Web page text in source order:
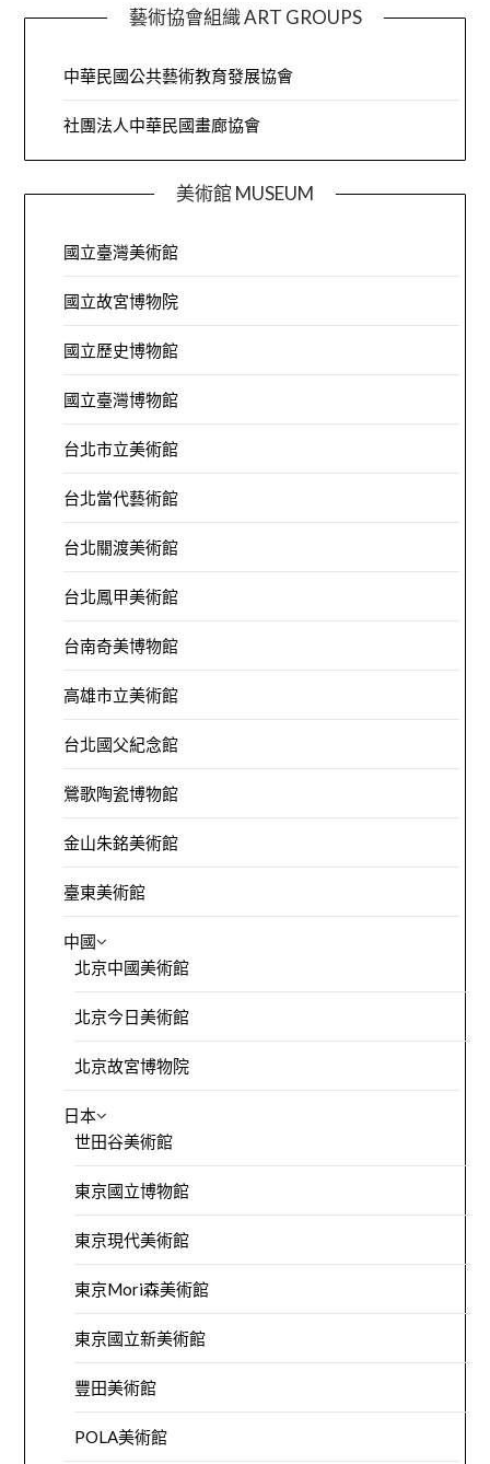
藝術協會組織 ART GROUPS
中華民國公共藝術教育發展協會
社團法人中華民國畫廊協會
美術館 MUSEUM
國立臺灣美術館
國立故宮博物院
國立歷史博物館
國立臺灣博物館
台北市立美術館
台北當代藝術館
台北關渡美術館
台北鳳甲美術館
台南奇美博物館
高雄市立美術館
台北國父紀念館
鶯歌陶瓷博物館
金山朱銘美術館
臺東美術館
中國
北京中國美術館
北京今日美術館
北京故宮博物院
日本
世田谷美術館
東京國立博物館
東京現代美術館
東京Mori森美術館
東京國立新美術館
豐田美術館
POLA美術館